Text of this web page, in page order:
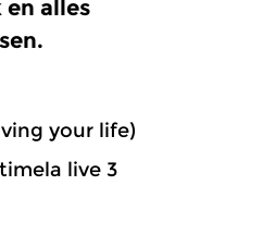
en alles
your life)
live 3